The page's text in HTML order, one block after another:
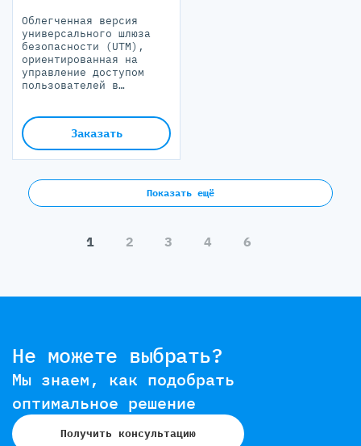
Облегченная версия
универсального шлюза
безопасности (UTM),
ориентированная на
управление доступом
пользователей в
Заказать
Показать ещё
1 2 3 4 6
Не можете выбрать?
Мы знаем, как подобрать
оптимальное решение
Получить консультацию